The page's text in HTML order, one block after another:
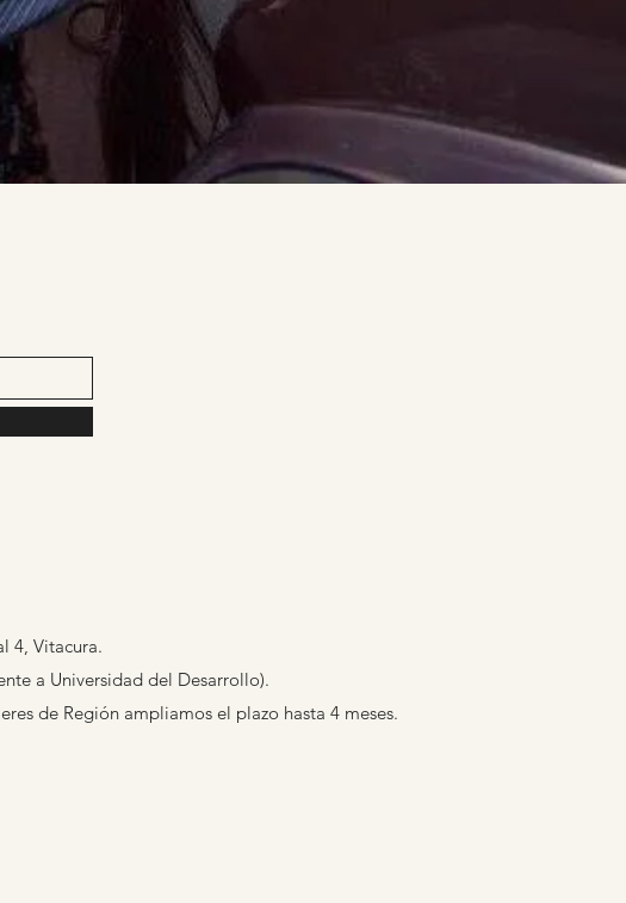
4, Vitacura.
a Universidad del Desarrollo).
de Región ampliamos el plazo hasta 4 meses.